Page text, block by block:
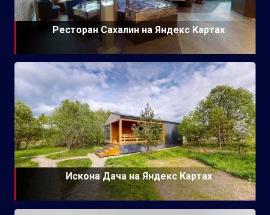
Ресторан Сахалин на Яндекс Картах
Искона Дача на Яндекс Картах